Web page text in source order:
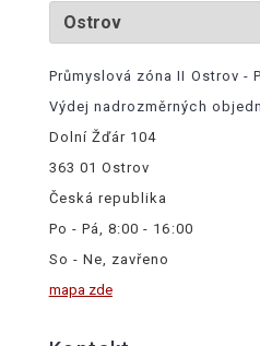
Průmyslová zóna II Ostrov -
Výdej nadrozměrných
Dolní Žďár 104
363 01 Ostrov
Česká republika
Po - Pá, 8:00 - 16:00
So - Ne, zavřeno
mapa zde